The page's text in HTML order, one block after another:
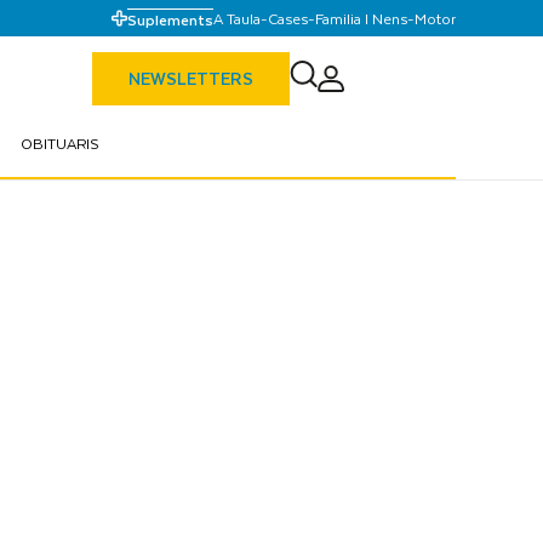
SuplementsA Taula-Cases-Familia I Nens-Motor
NEWSLETTERS
OBITUARIS